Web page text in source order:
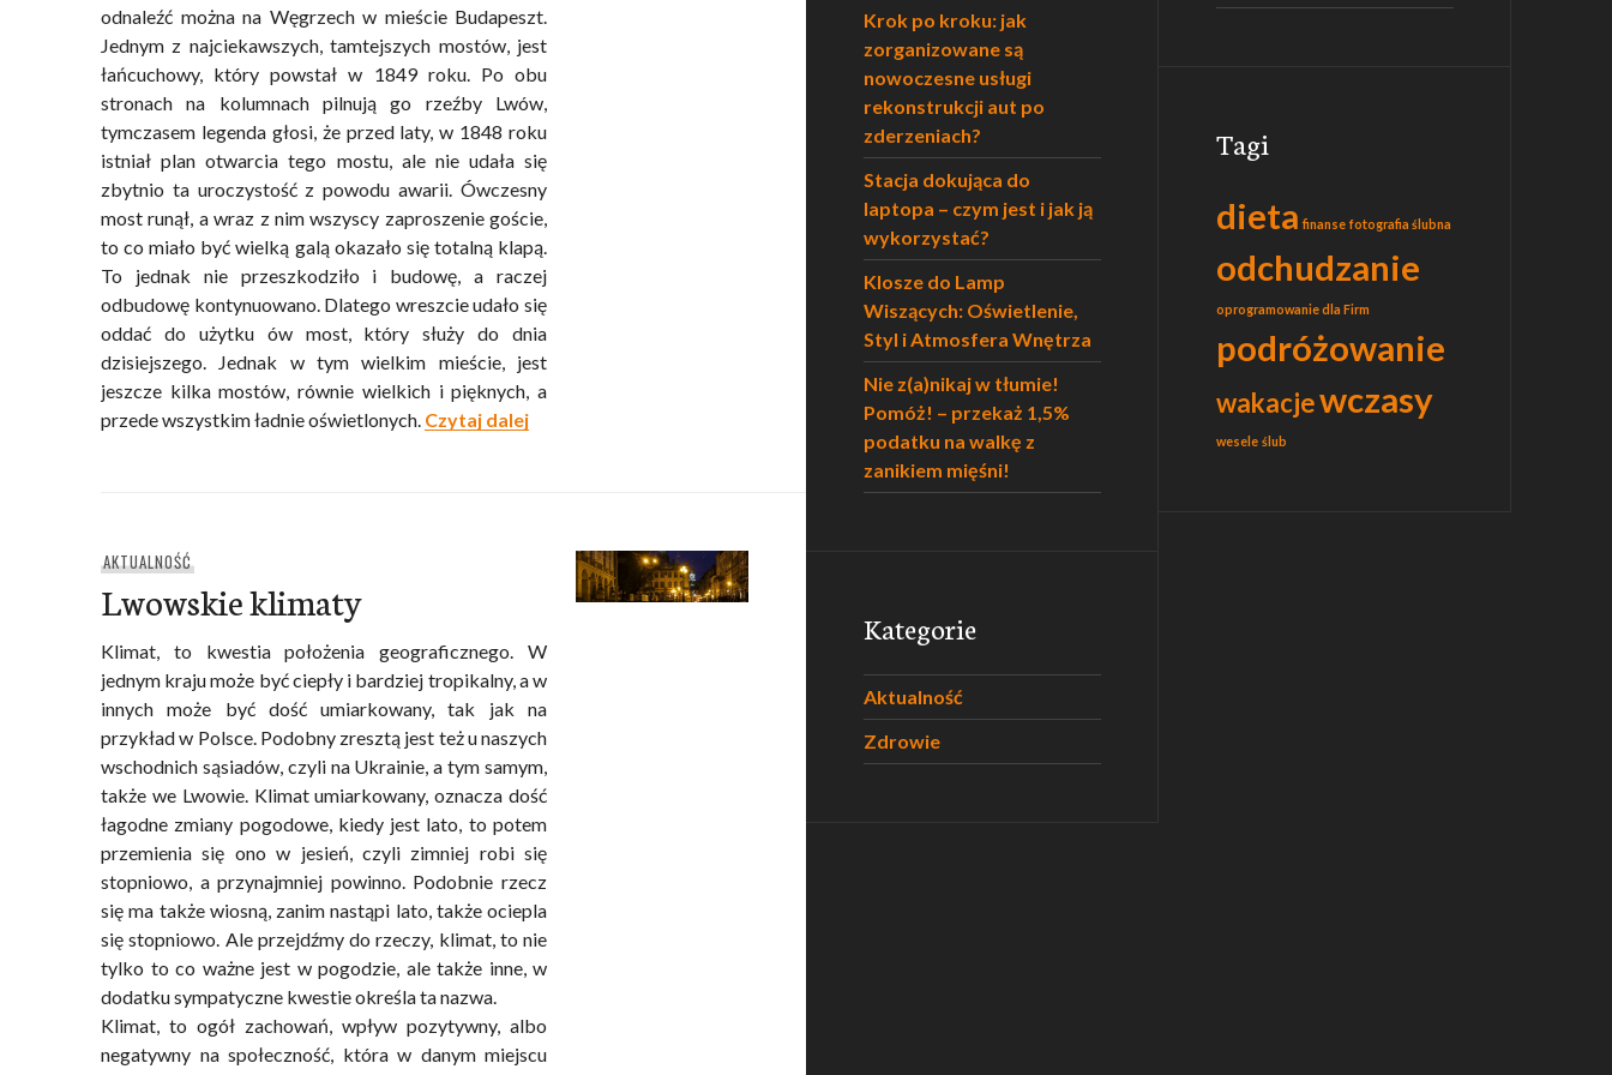
odnaleźć można na Węgrzech w mieście Budapeszt.
Jednym z najciekawszych, tamtejszych mostów, jest
łańcuchowy, który powstał w 1849 roku. Po obu
stronach na kolumnach pilnują go rzeźby Lwów,
tymczasem legenda głosi, że przed laty, w 1848 roku
istniał plan otwarcia tego mostu, ale nie udała się
zbytnio ta uroczystość z powodu awarii. Ówczesny
most runął, a wraz z nim wszyscy zaproszenie goście,
to co miało być wielką galą okazało się totalną klapą.
To jednak nie przeszkodziło i budowę, a raczej
odbudowę kontynuowano. Dlatego wreszcie udało się
oddać do użytku ów most, który służy do dnia
dzisiejszego. Jednak w tym wielkim mieście, jest
jeszcze kilka mostów, równie wielkich i pięknych, a
przede wszystkim ładnie oświetlonych. Czytaj dalej„Śladami wielkich mostów po Budapeszcie”
AKTUALNOŚĆ
Lwowskie klimaty
Klimat, to kwestia położenia geograficznego. W
jednym kraju może być ciepły i bardziej tropikalny, a w
innych może być dość umiarkowany, tak jak na
przykład w Polsce. Podobny zresztą jest też u naszych
wschodnich sąsiadów, czyli na Ukrainie, a tym samym,
także we Lwowie. Klimat umiarkowany, oznacza dość
łagodne zmiany pogodowe, kiedy jest lato, to potem
przemienia się ono w jesień, czyli zimniej robi się
stopniowo, a przynajmniej powinno. Podobnie rzecz
się ma także wiosną, zanim nastąpi lato, także ociepla
się stopniowo. Ale przejdźmy do rzeczy, klimat, to nie
tylko to co ważne jest w pogodzie, ale także inne, w
dodatku sympatyczne kwestie określa ta nazwa.
Klimat, to ogół zachowań, wpływ pozytywny, albo
negatywny na społeczność, która w danym miejscu
Krok po kroku: jak
zorganizowane są
nowoczesne usługi
rekonstrukcji aut po
zderzeniach?
Stacja dokująca do
laptopa – czym jest i jak ją
wykorzystać?
Klosze do Lamp
Wiszących: Oświetlenie,
Styl i Atmosfera Wnętrza
Nie z(a)nikaj w tłumie!
Pomóż! – przekaż 1,5%
podatku na walkę z
zanikiem mięśni!
Kategorie
Aktualność
Zdrowie
Tagi
dieta finanse fotografia ślubna
odchudzanie
oprogramowanie dla Firm
podróżowanie
wakacjewczasy
wesele ślub